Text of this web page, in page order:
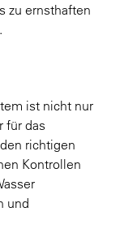
zu ernsthaften
ist nicht nur
für das
richtigen
Kontrollen
und